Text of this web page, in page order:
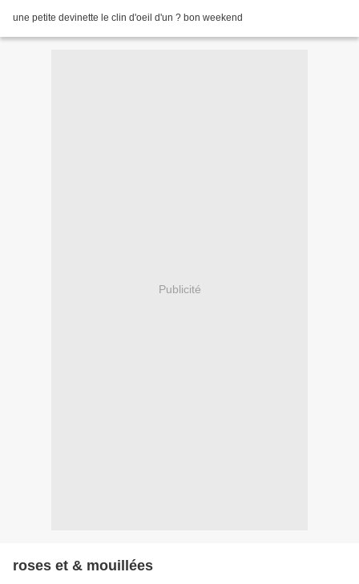
une petite devinette le clin d'oeil d'un ? bon weekend
Publicité
roses et & mouillées